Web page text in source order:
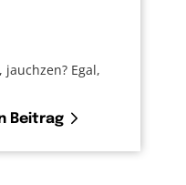
Egal,
Beitrag